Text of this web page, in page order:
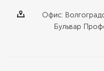
Офис:
Бульвар